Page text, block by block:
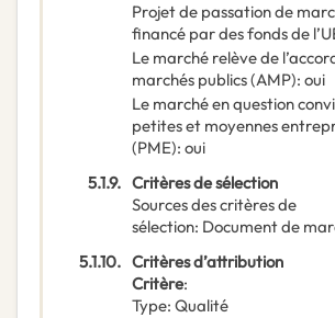
Projet de passation de
financé par des fonds de
Le marché relève de
marchés publics (AMP): oui
Le marché en question
petites et moyennes
(PME): oui
5.1.9. Critères de sélection
Sources des critères de
sélection: Document de
5.1.10. Critères d’attribution
Critère:
Type: Qualité